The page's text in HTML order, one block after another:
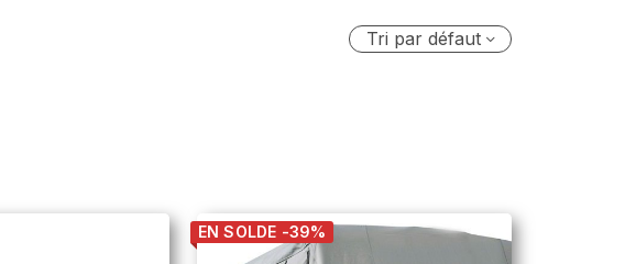
Tri par défaut
EN SOLDE -39%